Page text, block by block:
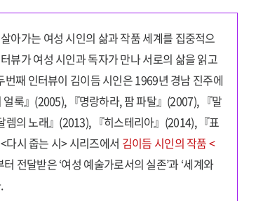
아가는 여성 시인의 삶과 작품 세계를 집중적으
뷰가 여성 시인과 독자가 만나 서로의 삶을 읽고
째 인터뷰이 김이듬 시인은 1969년 경남 진주에
룩』(2005), 『명랑하라, 팜 파탈』(2007), 『말
렘의 노래』(2013), 『히스테리아』(2014), 『표
다시 줍는 시> 시리즈에서 김이듬 시인의 작품 <
전달받은 ‘여성 예술가로서의 실존’과 ‘세계와